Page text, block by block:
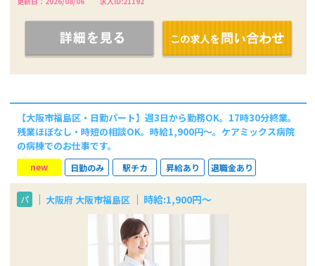
【大阪市福島区・日勤パート】週3日から勤務OK。17時30分終業。
残業ほぼなし・時短の相談OK。時給1,900円～。ケアミックス病院
の病棟でのお仕事です。
new 日勤のみ 駅チカ 昇給あり 退職金あり
パ 大阪府 大阪市福島区 時給:1,900円～